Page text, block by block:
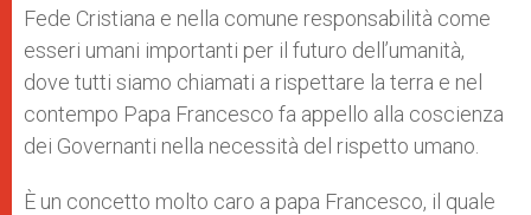
Fede Cristiana e nella comune responsabilità come
esseri umani importanti per il futuro dell’umanità,
dove tutti siamo chiamati a rispettare la terra e nel
contempo Papa Francesco fa appello alla coscienza
dei Governanti nella necessità del rispetto umano.
È un concetto molto caro a papa Francesco, il quale